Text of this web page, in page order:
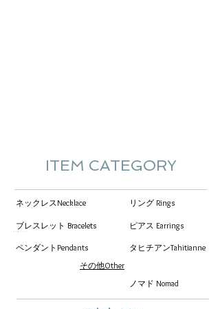
ITEM CATEGORY
​ネックレスNecklace
ブレスレット Bracelets
​リング Rings
ピアス Earrings
​ペンダントPendants
タヒチアンTahitianne
その他​Other
ノマド Nomad